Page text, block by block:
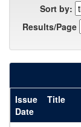
Sort by:
Results/Page
Issue
Date
Title